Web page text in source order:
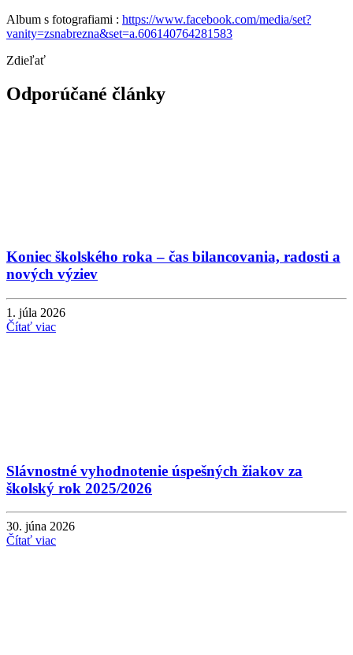
Album s fotografiami : https://www.facebook.com/media/set?
vanity=zsnabrezna&set=a.606140764281583
Zdieľať
Odporúčané články
Koniec školského roka – čas bilancovania, radosti a
nových výziev
1. júla 2026
Čítať viac
Slávnostné vyhodnotenie úspešných žiakov za
školský rok 2025/2026
30. júna 2026
Čítať viac